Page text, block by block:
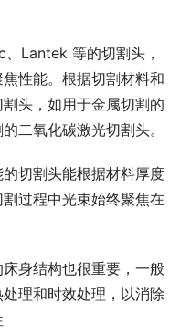
Lantek 等的切割头，
性能。根据切割材料和
头，如用于金属切割的
二氧化碳激光切割头。
切割头能根据材料厚度
过程中光束始终聚焦在
身结构也很重要，一般
理和时效处理，以消除